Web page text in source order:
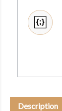
Description